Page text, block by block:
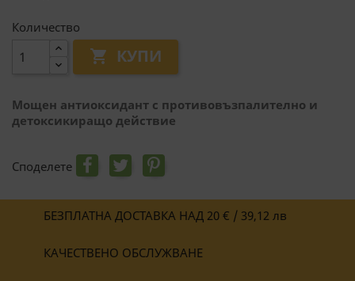
Количество
 КУПИ
Мощен антиоксидант с противовъзпалително и
детоксикиращо действие
Споделете
БЕЗПЛАТНА ДОСТАВКА НАД 20 € / 39,12 лв
КАЧЕСТВЕНО ОБСЛУЖВАНЕ